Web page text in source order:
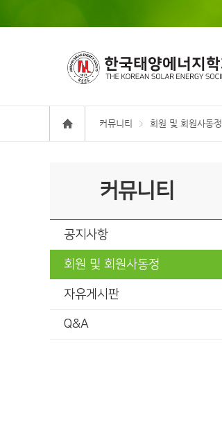
커뮤니티 회원 및 회원사동정
커뮤니티
공지사항
회원 및 회원사동정
자유게시판
Q&A